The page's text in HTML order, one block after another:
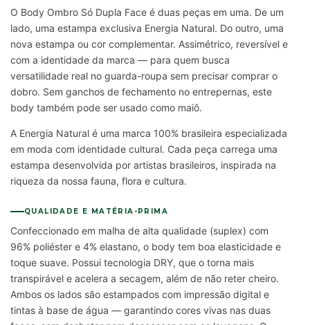
O Body Ombro Só Dupla Face é duas peças em uma. De um
lado, uma estampa exclusiva Energia Natural. Do outro, uma
nova estampa ou cor complementar. Assimétrico, reversível e
com a identidade da marca — para quem busca
versatilidade real no guarda-roupa sem precisar comprar o
dobro. Sem ganchos de fechamento no entrepernas, este
body também pode ser usado como maiô.
A Energia Natural é uma marca 100% brasileira especializada
em moda com identidade cultural. Cada peça carrega uma
estampa desenvolvida por artistas brasileiros, inspirada na
riqueza da nossa fauna, flora e cultura.
QUALIDADE E MATÉRIA-PRIMA
Confeccionado em malha de alta qualidade (suplex) com
96% poliéster e 4% elastano, o body tem boa elasticidade e
toque suave. Possui tecnologia DRY, que o torna mais
transpirável e acelera a secagem, além de não reter cheiro.
Ambos os lados são estampados com impressão digital e
tintas à base de água — garantindo cores vivas nas duas